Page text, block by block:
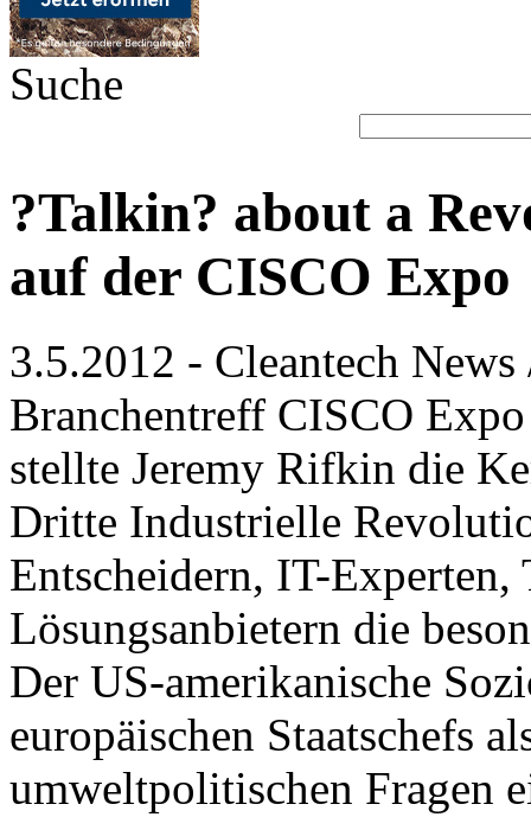
Suche
?Talkin? about a
auf der CISCO Expo
3.5.2012 - Cleantech
Branchentreff CISCO
stellte Jeremy Rifkin die
Dritte Industrielle
Entscheidern, IT-Experten,
Lösungsanbietern die
Der US-amerikanische
europäischen Staatschefs
umweltpolitischen Fragen